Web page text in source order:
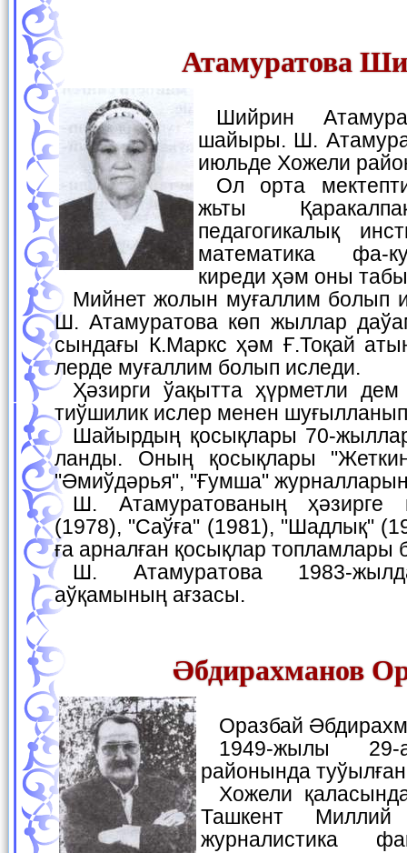
Атамуратова
Шийрин Атамуратова - балалар
шайыры. Ш.
июльде Хожели
Ол орта мектепти тамамлап, 1968-
жьты
педагогикалық
математика фа-
киреди ҳәм оны
Мийнет жолын муғаллим болып ислеўден баслайды.
Ш. Атамуратова көп жыллар
сындағы К.Маркс ҳәм Ғ.Тоқай
лерде муғаллим болып иследи.
Ҳәзирги ўақытта ҳүрметли дем алыста ҳәм дөре-
тиўшилик ислер менен
Шайырдың қосықлары 70-жыллардан баслап жәрия-
ланды. Оның қосықлары
"Әмиўдәрья", "Ғумша"
Ш. Атамуратованың ҳәзирге шекем "Әткөншек"
(1978), "Саўға" (1981), "Шадлық"
ға арналған қосықлар
Ш. Атамуратова 1983-жылдан Жазыўшылар
аўқамының ағзасы.
Әбдирахманов
Оразбай
1949-жылы 29-августта Кегейли
районында
Хожели қаласындағы мектепте оқып,
Ташкент Миллий
журналистика